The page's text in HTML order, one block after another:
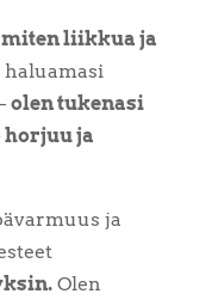
liikkua ja
haluamasi
olen tukenasi
ja
ja
Olen